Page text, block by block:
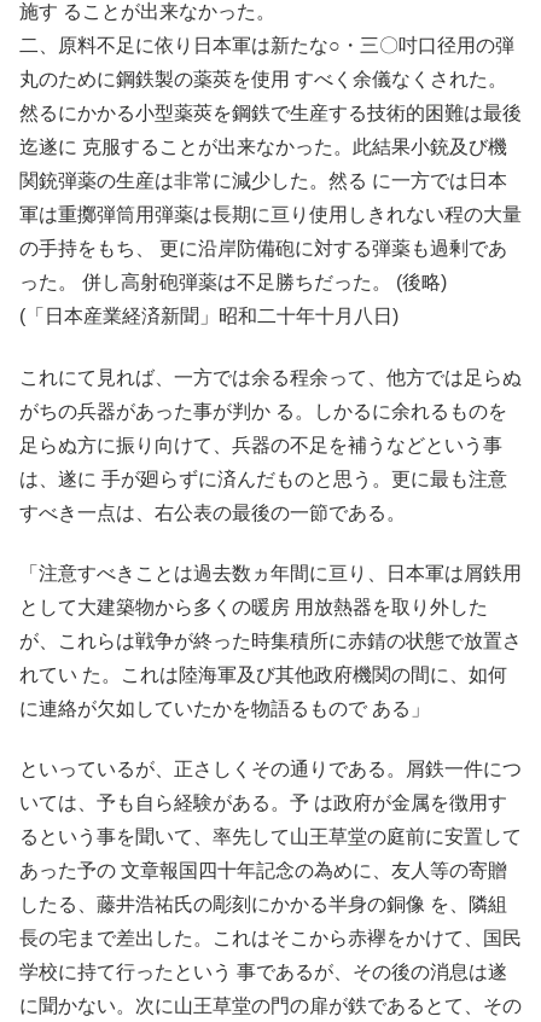
施す ることが出来なかった。
二、原料不足に依り日本軍は新たな○・三〇吋口径用の弾
丸のために鋼鉄製の薬莢を使用 すべく余儀なくされた。
然るにかかる小型薬莢を鋼鉄で生産する技術的困難は最後
迄遂に 克服することが出来なかった。此結果小銃及び機
関銃弾薬の生産は非常に減少した。然る に一方では日本
軍は重擲弾筒用弾薬は長期に亘り使用しきれない程の大量
の手持をもち、 更に沿岸防備砲に対する弾薬も過剰であ
った。 併し高射砲弾薬は不足勝ちだった。 (後略)
(「日本産業経済新聞」昭和二十年十月八日)
これにて見れば、一方では余る程余って、他方では足らぬ
がちの兵器があった事が判か る。しかるに余れるものを
足らぬ方に振り向けて、兵器の不足を補うなどという事
は、遂に 手が廻らずに済んだものと思う。更に最も注意
すべき一点は、右公表の最後の一節である。
「注意すべきことは過去数ヵ年間に亘り、日本軍は屑鉄用
として大建築物から多くの暖房 用放熱器を取り外した
が、これらは戦争が終った時集積所に赤錆の状態で放置さ
れてい た。これは陸海軍及び其他政府機関の間に、如何
に連絡が欠如していたかを物語るもので ある」
といっているが、正さしくその通りである。屑鉄一件につ
いては、予も自ら経験がある。予 は政府が金属を徴用す
るという事を聞いて、率先して山王草堂の庭前に安置して
あった予の 文章報国四十年記念の為めに、友人等の寄贈
したる、藤井浩祐氏の彫刻にかかる半身の銅像 を、隣組
長の宅まで差出した。これはそこから赤襷をかけて、国民
学校に持て行ったという 事であるが、その後の消息は遂
に聞かない。次に山王草堂の門の扉が鉄であるとて、その